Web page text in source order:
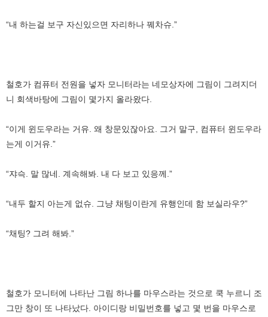
“내 하는걸 보구 자신있으면 자리하나 꿰차슈.”
철호가 컴퓨터 전원을 넣자 모니터라는 네모상자에 그림이 그려지더
니 회색바탕에 그림이 몇가지 올라왔다.
“이게 윈도우라는 거유. 왜 창문있잖아요. 그거 말구, 컴퓨터 윈도우라
는게 이거유.”
“쟈슥. 말 많네. 계속해봐. 내 다 보고 있응께.”
“내두 할지 아는게 없슈. 그냥 채팅이란게 유행인데 함 보실라우?”
“채팅? 그려 해봐.”
철호가 모니터에 나타난 그림 하나를 마우스라는 것으로 쿡 누르니 조
그만 창이 또 나타났다. 아이디랑 비밀번호를 넣고 몇 번을 마우스로